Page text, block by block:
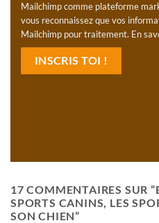
Mailchimp comme plateforme
vous reconnaissez que vos
Mailchimp pour traitement. En
17 COMMENTAIRES SUR “
SPORTS CANINS, LES
SON CHIEN”